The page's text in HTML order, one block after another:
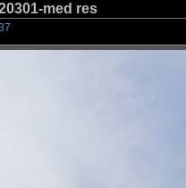
med res